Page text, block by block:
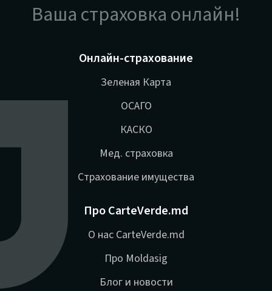
Ваша страховка онлайн!
Онлайн-страхование
Зеленая Карта
ОСАГО
КАСКО
Мед. страховка
Страхование имущества
Про CarteVerde.md
О нас CarteVerde.md
Про Moldasig
Блог и новости